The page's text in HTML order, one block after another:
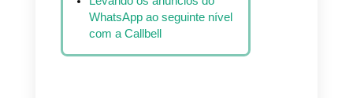
WhatsApp?
Publicidade no WhatsApp:
configurar um anúncio no